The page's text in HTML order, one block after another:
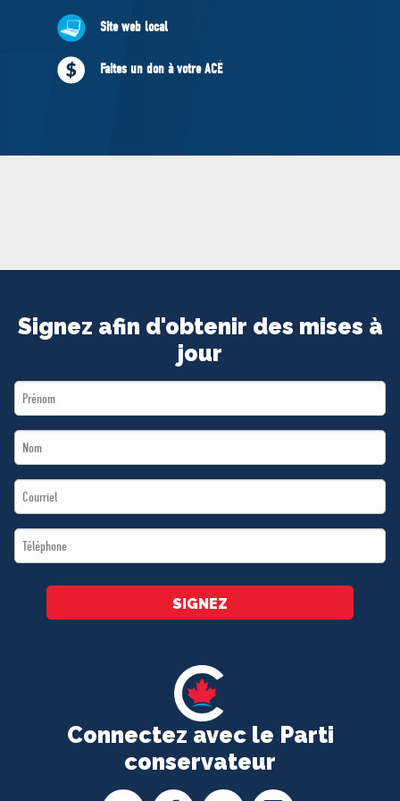
MÉDIAS
BÉNÉVOLE
ADHÉREZ
Site web local
Faites un don à votre ACÉ
Connectez avec le Parti
conservateur
Signez afin d'obtenir des mises à
jour
First
Name
Last
Name
Email
*
Téléphone
*
SIGNEZ